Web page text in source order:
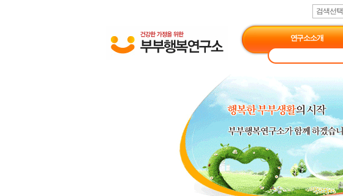
검색선택
연구소소개